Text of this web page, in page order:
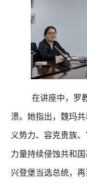
在讲座中，罗
溃。她指出，魏玛
义势力、容克贵族
力量持续侵蚀共和
兴登堡当选总统，